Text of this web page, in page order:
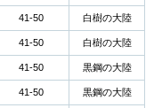
41-50 白樹の大陸
41-50 白樹の大陸
41-50 黒鋼の大陸
41-50 黒鋼の大陸